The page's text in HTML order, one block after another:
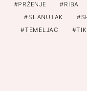
PRŽENJE
RIBA
SLANUTAK
TEMELJAC